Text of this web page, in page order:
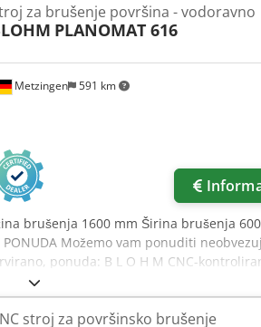
Metzingen 591 km
za brušenje površina - vodoravno
PLANOMAT 616
brušenja 1600 mm Širina brušenja
Možemo vam ponuditi
ponuda: B L O H M CNC-
kontrolom 840 D Godina
1.600 x 600 mm (!) Veličina stola 2.000 x
uzdužno pomicanje stola X 1.700 mm
stroj za površinsko brušenje